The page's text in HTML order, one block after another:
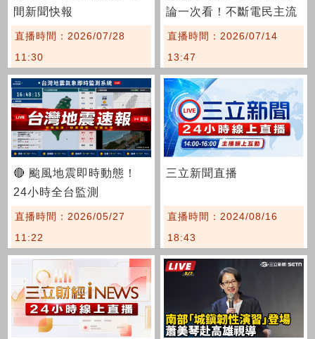
間新聞快報
直播時間：2026/07/28
11:30
論一次看！不斷電民主流
水席
直播時間：2026/07/14
13:47
🔴 颱風地震即時動態！
24小時全台監測
直播時間：2026/05/27
11:22
三立新聞直播
直播時間：2024/08/16
18:43